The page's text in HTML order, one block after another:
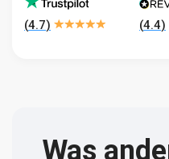
(4.7) (4.4)
Was